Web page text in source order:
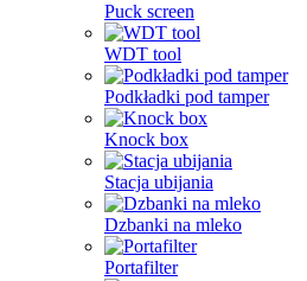
Puck screen
WDT tool
Podkładki pod tamper
Knock box
Stacja ubijania
Dzbanki na mleko
Portafilter